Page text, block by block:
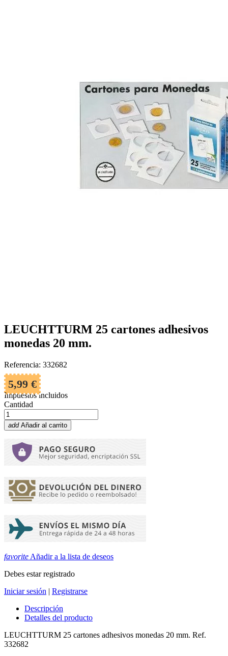
LEUCHTTURM 25 cartones adhesivos
monedas 20 mm.
Referencia: 332682
5,99 €
Impuestos incluidos
Cantidad
add Añadir al carrito
favorite Añadir a la lista de deseos
Debes estar registrado
Iniciar sesión | Registrarse
Descripción
Detalles del producto
LEUCHTTURM 25 cartones adhesivos monedas 20 mm. Ref.
332682